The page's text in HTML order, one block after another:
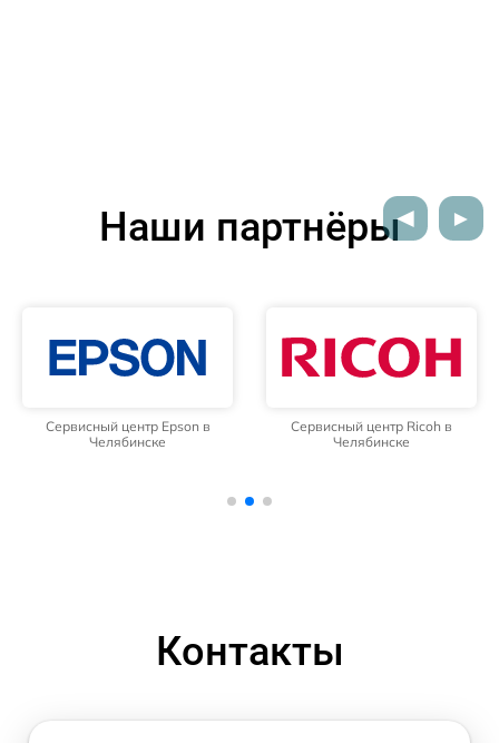
Наши партнёры
Сервисный центр Epson в
Челябинске
Сервисный центр Ricoh в
Челябинске
Контакты